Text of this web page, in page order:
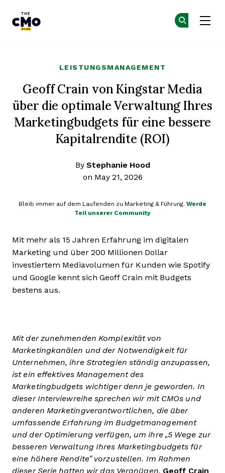
LEISTUNGSMANAGEMENT
Geoff Crain von Kingstar Media
über die optimale Verwaltung Ihres
Marketingbudgets für eine bessere
Kapitalrendite (ROI)
By Stephanie Hood
on May 21, 2026
Bleib immer auf dem Laufenden zu Marketing & Führung. Werde
Teil unserer Community
Mit mehr als 15 Jahren Erfahrung im digitalen
Marketing und über 200 Millionen Dollar
investiertem Mediavolumen für Kunden wie Spotify
und Google kennt sich Geoff Crain mit Budgets
bestens aus.
Mit der zunehmenden Komplexität von
Marketingkanälen und der Notwendigkeit für
Unternehmen, ihre Strategien ständig anzupassen,
ist ein effektives Management des
Marketingbudgets wichtiger denn je geworden. In
dieser Interviewreihe sprechen wir mit CMOs und
anderen Marketingverantwortlichen, die über
umfassende Erfahrung im Budgetmanagement
und der Optimierung verfügen, um ihre „5 Wege zur
besseren Verwaltung Ihres Marketingbudgets für
eine höhere Rendite“ vorzustellen. Im Rahmen
dieser Serie hatten wir das Vergnügen, Geoff Crain